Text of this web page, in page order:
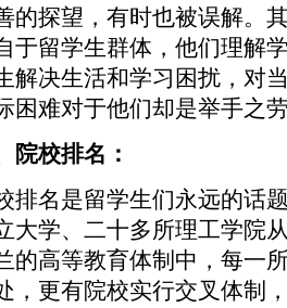
的探望，有时也被误解。
于留学生群体，他们理解
解决生活和学习困扰，对
困难对于他们却是举手之
院校排名：
名是留学生们永远的话题
大学、二十多所理工学院
的高等教育体制中，每一
，更有院校实行交叉体制